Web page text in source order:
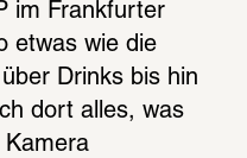
im Frankfurter
etwas wie die
Drinks bis hin
dort alles, was
Kamera